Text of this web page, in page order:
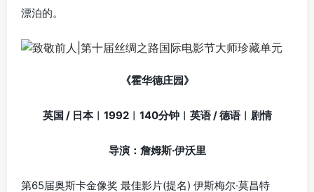
漂泊的。
《霍华德庄园》
英国 / 日本︱1992︱140分钟︱英语 / 德语︱剧情
导演：詹姆斯·伊沃里
第65届奥斯卡金像奖 最佳影片(提名) 伊斯梅尔·莫昌特